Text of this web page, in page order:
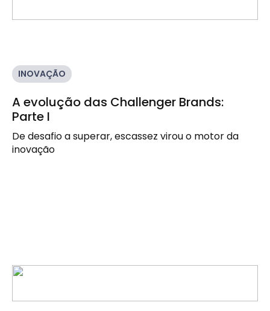
INOVAÇÃO
A evolução das Challenger Brands:
Parte I
De desafio a superar, escassez virou o motor da
inovação